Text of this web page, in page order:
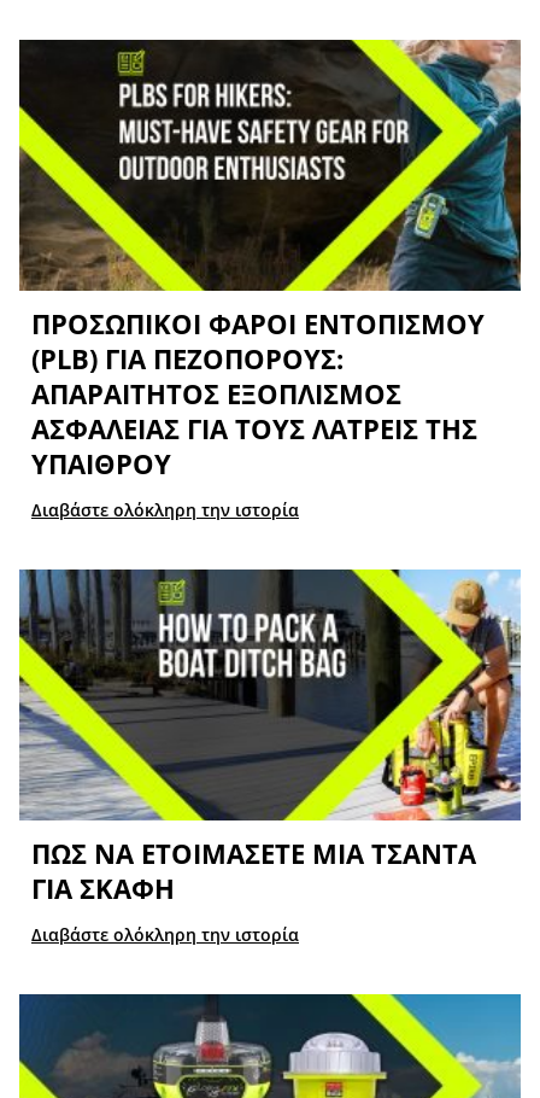
ΠΡΟΣΩΠΙΚΟΊ ΦΆΡΟΙ ΕΝΤΟΠΙΣΜΟΎ
(PLB) ΓΙΑ ΠΕΖΟΠΌΡΟΥΣ:
ΑΠΑΡΑΊΤΗΤΟΣ ΕΞΟΠΛΙΣΜΌΣ
ΑΣΦΑΛΕΊΑΣ ΓΙΑ ΤΟΥΣ ΛΆΤΡΕΙΣ ΤΗΣ
ΥΠΑΊΘΡΟΥ
Διαβάστε ολόκληρη την ιστορία
ΠΏΣ ΝΑ ΕΤΟΙΜΆΣΕΤΕ ΜΙΑ ΤΣΆΝΤΑ
ΓΙΑ ΣΚΆΦΗ
Διαβάστε ολόκληρη την ιστορία